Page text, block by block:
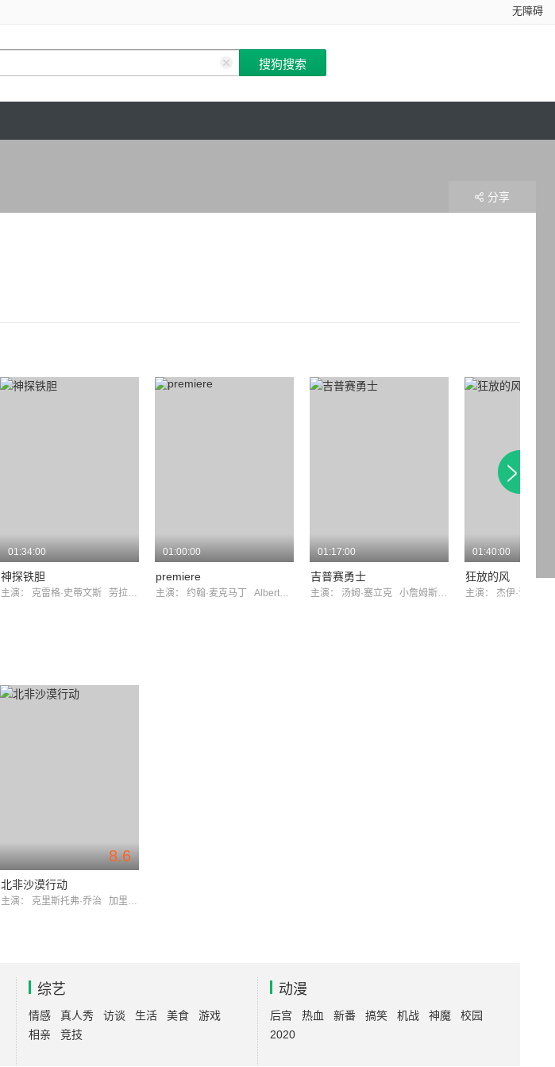
无障碍
分享
01:34:00
神探铁胆
主演： 克雷格·史蒂文斯 劳拉·德文
01:00:00
premiere
主演： 约翰·麦克马丁 AlbertPaulsen
01:17:00
吉普赛勇士
主演： 汤姆·塞立克 小詹姆斯·惠特摩
01:40:00
狂放的风
主演： 杰伊·诺夫
8.6
北非沙漠行动
主演： 克里斯托弗·乔治 加里·雷蒙德
综艺
情感 真人秀 访谈 生活 美食
游戏
相亲
竞技
动漫
后宫 热血 新番 搞笑 机战 神魔
校园
2020